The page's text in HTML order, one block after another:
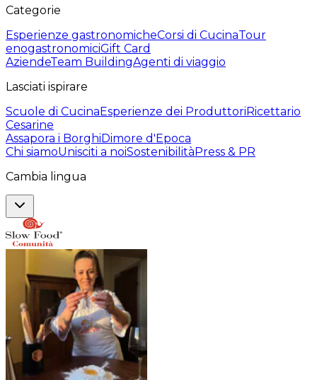
Categorie
Esperienze gastronomicheCorsi di CucinaTour
enogastronomiciGift Card
AziendeTeam BuildingAgenti di viaggio
Lasciati ispirare
Scuole di CucinaEsperienze dei ProduttoriRicettario
Cesarine
Assapora i BorghiDimore d'Epoca
Chi siamoUnisciti a noiSostenibilitàPress & PR
Cambia lingua